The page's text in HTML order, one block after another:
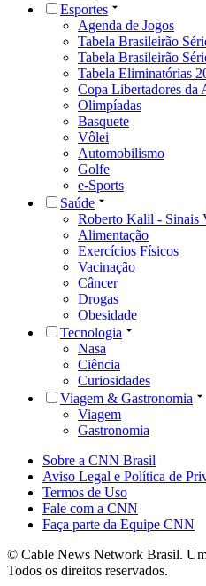
Esportes
Agenda de Jogos
Tabela Brasileirão
Tabela Brasileirão
Tabela Eliminatórias
Copa Libertadores da
Olimpíadas
Basquete
Vôlei
Automobilismo
Golfe
e-Sports
Saúde
Roberto Kalil - Sinais
Alimentação
Exercícios Físicos
Vacinação
Câncer
Drogas
Obesidade
Tecnologia
Nasa
Ciência
Curiosidades
Viagem & Gastronomia
Viagem
Gastronomia
Sobre a CNN Brasil
Aviso Legal e Política de
Termos de Uso
Fale com a CNN
Faça parte da Equipe CNN
© Cable News Network Brasil.
Todos os direitos reservados.